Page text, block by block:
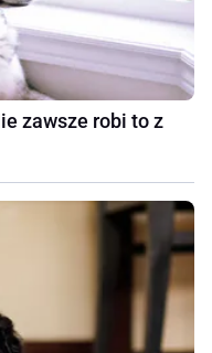
zawsze robi to z